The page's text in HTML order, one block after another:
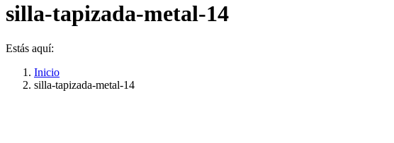
silla-tapizada-metal-14
Estás aquí:
Inicio
silla-tapizada-metal-14